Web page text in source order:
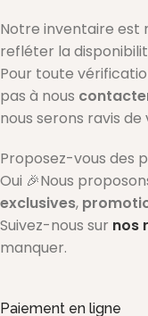
Notre inventaire est
refléter la
Pour toute
pas à nous
nous serons ravis
Proposez-vous des
Oui 🎉Nous
exclusives,
Suivez-nous sur nos
manquer.
Paiement en ligne